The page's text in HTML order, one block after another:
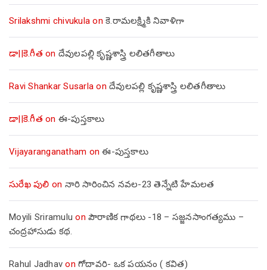
Srilakshmi chivukula on కె.రామలక్ష్మికి నివాళిగా
డా||కె.గీత on దేవులపల్లి కృష్ణశాస్త్రి లలితగీతాలు
Ravi Shankar Susarla on దేవులపల్లి కృష్ణశాస్త్రి లలితగీతాలు
డా||కె.గీత on ఈ-పుస్తకాలు
Vijayaranganatham onఈ-పుస్తకాలు
సురేఖ పులి on నారి సారించిన నవల-23 తెన్నేటి హేమలత
Moyili Sriramulu on పౌరాణిక గాథలు -18 – సజ్జనసాంగత్యము –
చంద్రహాసుడు కథ.
Rahul Jadhav on గోదావరి- ఒక పయనం ( కవిత)